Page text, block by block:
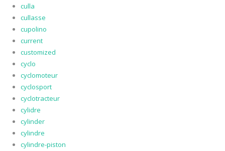
culla
cullasse
cupolino
current
customized
cyclo
cyclomoteur
cyclosport
cyclotracteur
cylidre
cylinder
cylindre
cylindre-piston